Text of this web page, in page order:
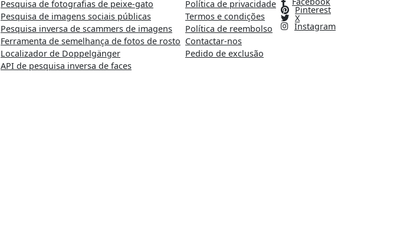
Pesquisa de fotografias de peixe-gato
Pesquisa de imagens sociais públicas
Pesquisa inversa de scammers de imagens
Ferramenta de semelhança de fotos de rosto
Localizador de Doppelgänger
API de pesquisa inversa de faces
Política de privacidade
Termos e condições
Política de reembolso
Contactar-nos
Pedido de exclusão
Pinterest
X
Instagram